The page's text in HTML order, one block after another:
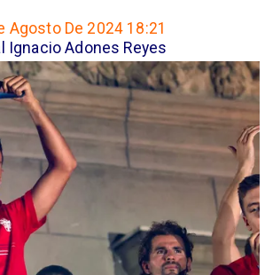
Agosto De 2024 18:21
Ignacio Adones Reyes